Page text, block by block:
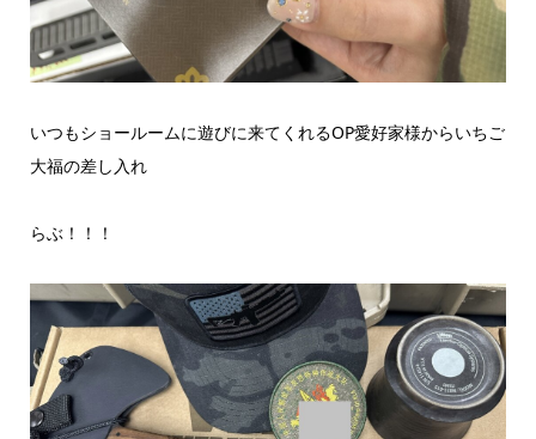
いつもショールームに遊びに来てくれるOP愛好家様からいちご
大福の差し入れ
らぶ！！！